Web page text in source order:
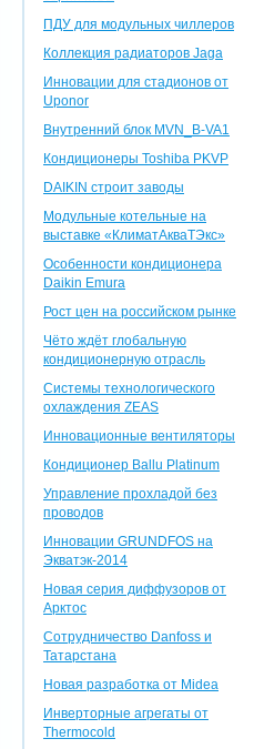
ПДУ для модульных чиллеров
Коллекция радиаторов Jaga
Инновации для стадионов от
Uponor
Внутренний блок MVN_B-VA1
Кондиционеры Toshiba PKVP
DAIKIN строит заводы
Модульные котельные на
выставке «КлиматАкваТЭкс»
Особенности кондиционера
Daikin Emura
Рост цен на российском рынке
Чёто ждёт глобальную
кондиционерную отрасль
Системы технологического
охлаждения ZEAS
Инновационные вентиляторы
Кондиционер Ballu Platinum
Управление прохладой без
проводов
Инновации GRUNDFOS на
Экватэк-2014
Новая серия диффузоров от
Арктос
Сотрудничество Danfoss и
Татарстана
Новая разработка от Midea
Инверторные агрегаты от
Thermocold